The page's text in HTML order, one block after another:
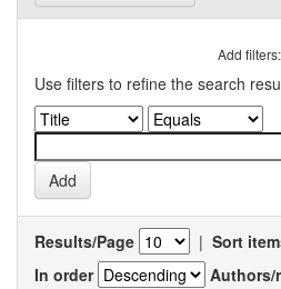
Add filters:
Use filters to refine the search
Results/Page | Sort
In order
Authors/